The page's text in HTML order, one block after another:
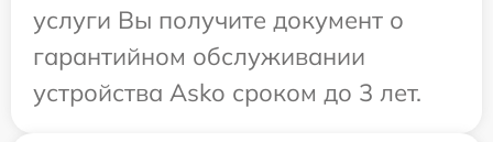
услуги Вы получите документ о
гарантийном обслуживании
устройства Asko сроком до 3 лет.